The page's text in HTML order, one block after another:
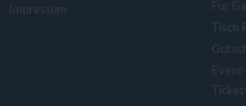
Impressum
Für
Tisch